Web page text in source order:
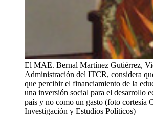
El MAE. Bernal Martínez Gutiérrez,
Administración del ITCR, considera
que percibir el financiamiento de la
una inversión social para el desarrollo
país y no como un gasto (foto cortesía
Investigación y Estudios Políticos)